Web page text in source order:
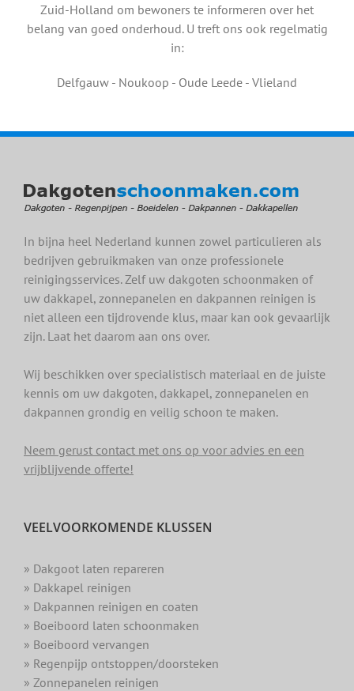
Zuid-Holland om bewoners te informeren over het
belang van goed onderhoud. U treft ons ook regelmatig
in:
Delfgauw - Noukoop - Oude Leede - Vlieland
In bijna heel Nederland kunnen zowel particulieren als
bedrijven gebruikmaken van onze professionele
reinigingsservices. Zelf uw dakgoten schoonmaken of
uw dakkapel, zonnepanelen en dakpannen reinigen is
niet alleen een tijdrovende klus, maar kan ook gevaarlijk
zijn. Laat het daarom aan ons over.
Wij beschikken over specialistisch materiaal en de juiste
kennis om uw dakgoten, dakkapel, zonnepanelen en
dakpannen grondig en veilig schoon te maken.
Neem gerust contact met ons op voor advies en een
vrijblijvende offerte!
VEELVOORKOMENDE KLUSSEN
» Dakgoot laten repareren
» Dakkapel reinigen
» Dakpannen reinigen en coaten
» Boeiboord laten schoonmaken
» Boeiboord vervangen
» Regenpijp ontstoppen/doorsteken
» Zonnepanelen reinigen